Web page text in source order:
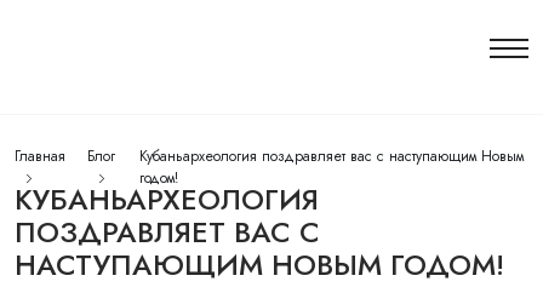
Главная Блог
Кубаньархеология поздравляет вас с наступающим Новым
годом!
КУБАНЬАРХЕОЛОГИЯ
ПОЗДРАВЛЯЕТ ВАС С
НАСТУПАЮЩИМ НОВЫМ ГОДОМ!